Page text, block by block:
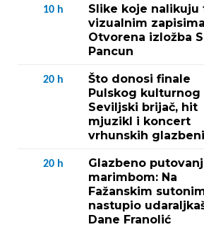
10 h
Slike koje nalikuju
vizualnim
Otvorena izložba
Pancun
20 h
Što donosi finale
Pulskog kulturnog
Seviljski brijač, hit
mjuzikl i koncert
vrhunskih
20 h
Glazbeno
marimbom: Na
Fažanskim
nastupio
Dane Franolić